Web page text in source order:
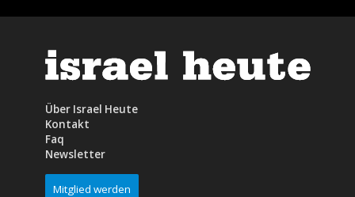
Über Israel Heute
Kontakt
Faq
Newsletter
Mitglied werden